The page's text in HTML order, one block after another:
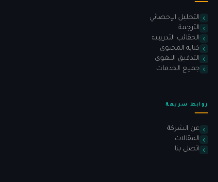
التحليل الإحصائي
الترجمة
الحقائب التدريبية
كتابة المحتوى
التدقيق اللغوي
جميع الخدمات
روابط سريعة
عن الشركة
المقالات
اتصل بنا